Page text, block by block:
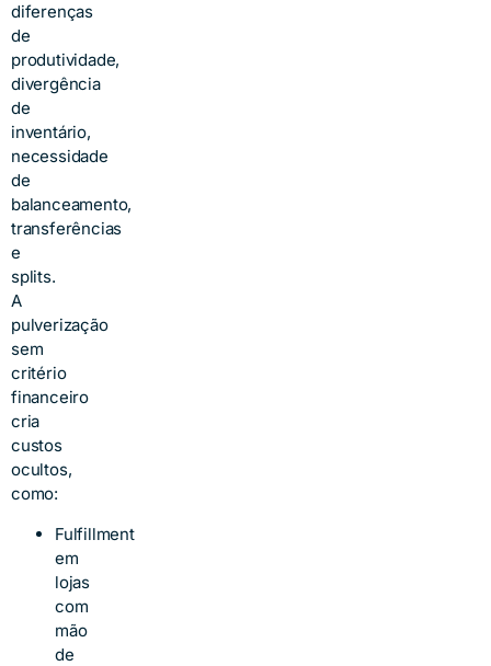
diferenças
de
produtividade,
divergência
de
inventário,
necessidade
de
balanceamento,
transferências
e
splits.
A
pulverização
sem
critério
financeiro
cria
custos
ocultos,
como:
Fulfillment
em
lojas
com
mão
de